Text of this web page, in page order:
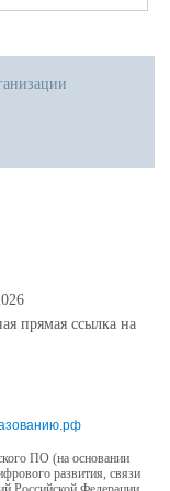
с результатами
прямая ссылка на
ПО (на основании
развития, связи